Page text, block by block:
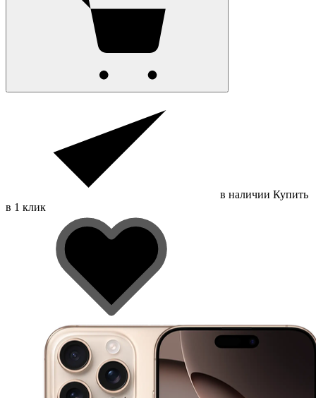
в наличии Купить
в 1 клик